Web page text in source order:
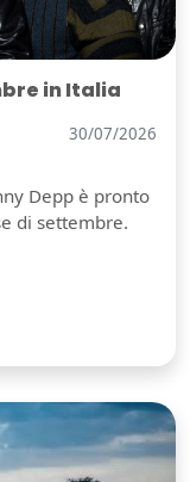
in Italia
30/07/2026
Depp è pronto
di settembre.